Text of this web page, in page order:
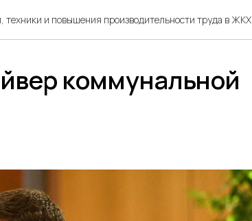
и повышения производительности труда в ЖКХ
коммунальной